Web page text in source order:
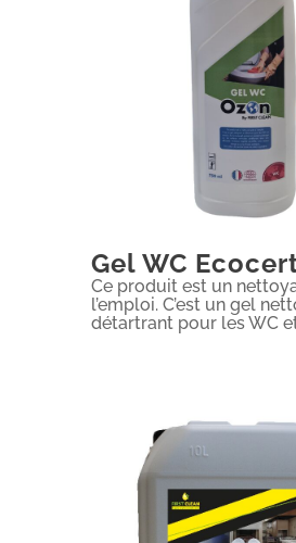
Gel WC
Ce produit est un
l’emploi. C’est un gel
détartrant pour les WC